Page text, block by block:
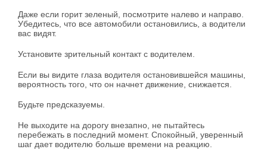
Даже если горит зеленый, посмотрите налево и направо.
Убедитесь, что все автомобили остановились, а водители
вас видят.
Установите зрительный контакт с водителем.
Если вы видите глаза водителя остановившейся машины,
вероятность того, что он начнет движение, снижается.
Будьте предсказуемы.
Не выходите на дорогу внезапно, не пытайтесь
перебежать в последний момент. Спокойный, уверенный
шаг дает водителю больше времени на реакцию.